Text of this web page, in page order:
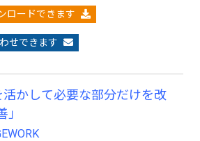
ロードできます
せできます
かして必要な部分だけを改